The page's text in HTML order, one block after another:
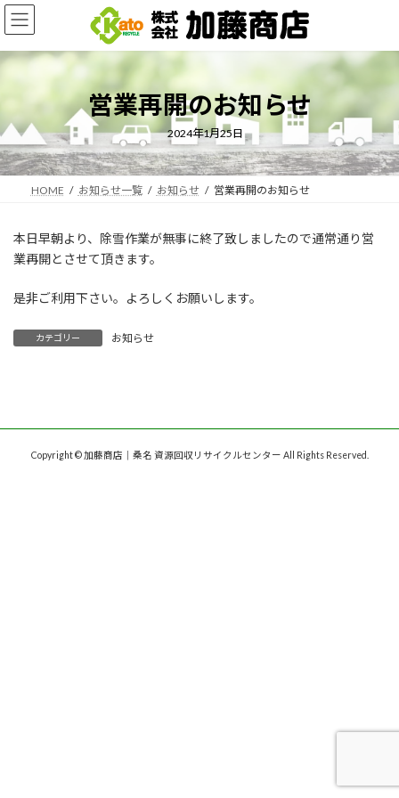
コ
ン
ン
キ
ッ
プ
ナ
ビ
ー
に
移
動
営業再開のお知らせ
2024年1月25日
HOME お知らせ一覧 お知らせ 営業再開のお知らせ
本日早朝より、除雪作業が無事に終了致しましたので通常通り営
業再開とさせて頂きます。
是非ご利用下さい。よろしくお願いします。
カテゴリー お知らせ
Copyright © 加藤商店｜桑名 資源回収リサイクルセンター All Rights Reserved.